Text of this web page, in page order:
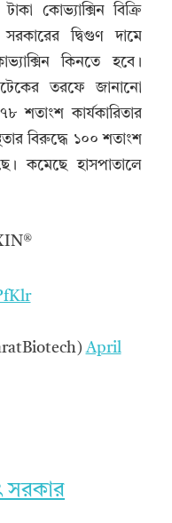
কোভ্যাক্সিন বিক্রি
দ্বিগুণ দামে
কিনতে হবে।
তরফে জানানো
শতাংশ কার্যকারিতার
বিরুদ্ধে ১০০ শতাংশ
কমেছে হাসপাতালে
April
সরকার